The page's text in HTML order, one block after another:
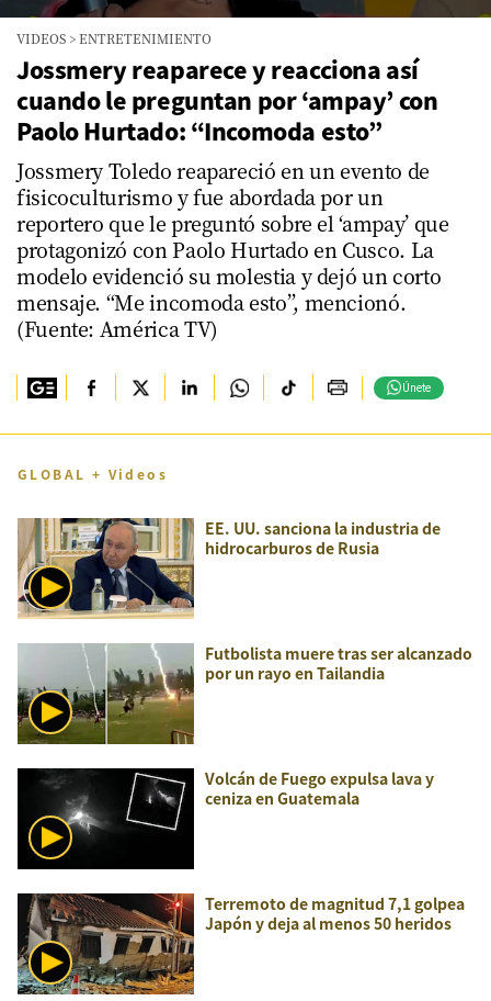
seconds
minutes,
seconds
VIDEOS >ENTRETENIMIENTO
Jossmery reaparece y reacciona así
cuando le preguntan por ‘ampay’ con
Paolo Hurtado: “Incomoda esto”
Jossmery Toledo reapareció en un evento de
fisicoculturismo y fue abordada por un
reportero que le preguntó sobre el ‘ampay’ que
protagonizó con Paolo Hurtado en Cusco. La
modelo evidenció su molestia y dejó un corto
mensaje. “Me incomoda esto”, mencionó.
(Fuente: América TV)
Únete
GLOBAL + Videos
EE. UU. sanciona la industria de
hidrocarburos de Rusia
Futbolista muere tras ser alcanzado
por un rayo en Tailandia
Volcán de Fuego expulsa lava y
ceniza en Guatemala
Terremoto de magnitud 7,1 golpea
Japón y deja al menos 50 heridos